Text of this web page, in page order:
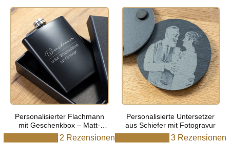
Varianten
auf.
Die
Optionen
können
auf
der
Produktseite
gewählt
werden
weist
mehrere
Varianten
auf.
Die
Optionen
können
auf
der
Produktseite
gewählt
werden
Personalisierter Flachmann
mit Geschenkbox – Matt-
Schwarz – 240ml2 Rezensionen
Personalisierte Untersetzer
aus Schiefer mit Fotogravur
3 Rezensionen